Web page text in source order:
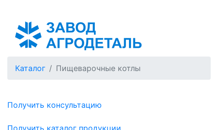
Каталог Пищеварочные котлы
Получить консультацию
Получить каталог продукции